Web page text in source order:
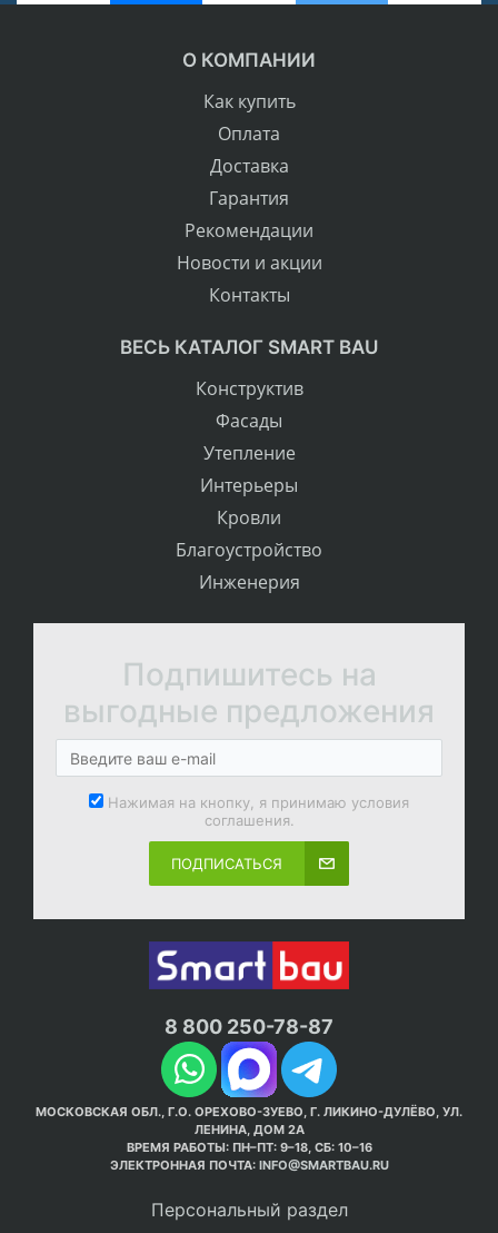
О КОМПАНИИ
Как купить
Оплата
Доставка
Гарантия
Рекомендации
Новости и акции
Контакты
ВЕСЬ КАТАЛОГ SMART BAU
Конструктив
Фасады
Утепление
Интерьеры
Кровли
Благоустройство
Инженерия
Подпишитесь на
выгодные предложения
Нажимая на кнопку, я принимаю условия
соглашения.
ПОДПИСАТЬСЯ
8 800 250-78-87
МОСКОВСКАЯ ОБЛ., Г.О. ОРЕХОВО-ЗУЕВО, Г. ЛИКИНО-ДУЛЁВО, УЛ.
ЛЕНИНА, ДОМ 2А
ВРЕМЯ РАБОТЫ: ПН–ПТ: 9–18, СБ: 10–16
ЭЛЕКТРОННАЯ ПОЧТА: INFO@SMARTBAU.RU
Персональный раздел